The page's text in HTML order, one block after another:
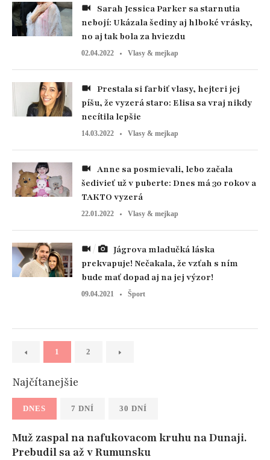
nebojí: Ukázala šediny aj hlboké vrásky,
no aj tak bola za hviezdu
02.04.2022 Vlasy & mejkap
píšu, že vyzerá staro: Elisa sa vraj nikdy
necítila lepšie
14.03.2022 Vlasy & mejkap
šedivieť už v puberte: Dnes má 30 rokov a
TAKTO vyzerá
22.01.2022 Vlasy & mejkap
prekvapuje! Nečakala, že vzťah s ním
bude mať dopad aj na jej výzor!
09.04.2021 Šport
1 2
Najčítanejšie
DNES 7 DNÍ 30 DNÍ
Muž zaspal na nafukovacom kruhu na Dunaji.
Prebudil sa až v Rumunsku